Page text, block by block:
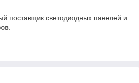
поставщик светодиодных панелей и